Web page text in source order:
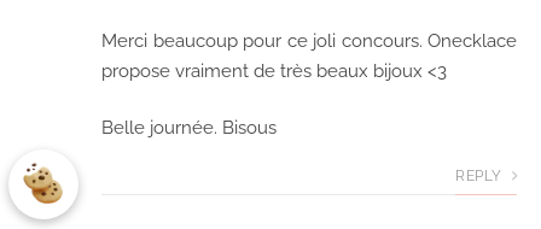
Merci beaucoup pour ce joli concours. Onecklace
propose vraiment de très beaux bijoux <3
Belle journée. Bisous
REPLY